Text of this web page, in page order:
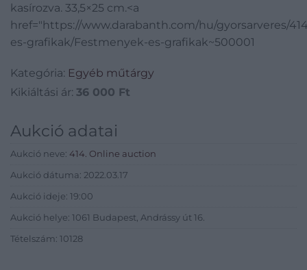
kasírozva. 33,5×25 cm.<a
href="https://www.darabanth.com/hu/gyorsarveres/
es-grafikak/Festmenyek-es-grafikak~500001
Kategória: Egyéb műtárgy
Kikiáltási ár: 36 000 Ft
Aukció adatai
Aukció neve: 414. Online auction
Aukció dátuma: 2022.03.17
Aukció ideje: 19:00
Aukció helye: 1061 Budapest, Andrássy út 16.
Tételszám: 10128